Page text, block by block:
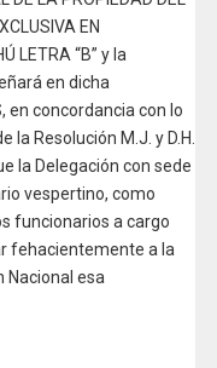
EN
LETRA “B” y la
en dicha
en concordancia con lo
la Resolución M.J. y D.H.
la Delegación con sede
vespertino, como
funcionarios a cargo
fehacientemente a la
Nacional esa